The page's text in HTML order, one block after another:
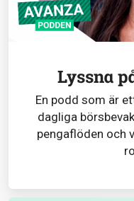
Lyssna
En podd som är
dagliga
pengaflöden och